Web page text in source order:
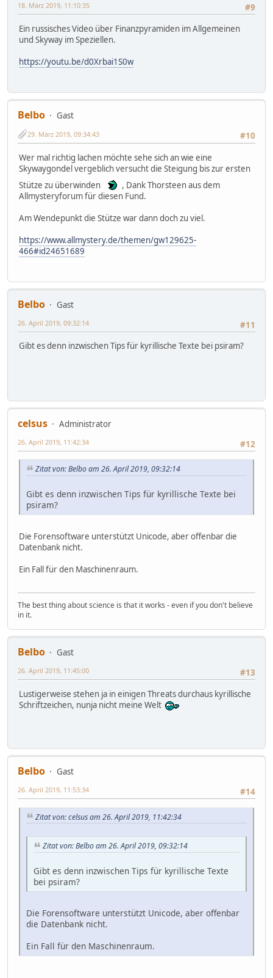
#9
18. März 2019, 11:10:35
Ein russisches Video über Finanzpyramiden im Allgemeinen
und Skyway im Speziellen.
https://youtu.be/d0Xrbai1S0w
Belbo
Gast
#10
29. März 2019, 09:34:43
Wer mal richtig lachen möchte sehe sich an wie eine
Skywaygondel vergeblich versucht die Steigung bis zur ersten
Stütze zu überwinden
, Dank Thorsteen aus dem
Allmysteryforum für diesen Fund.
Am Wendepunkt die Stütze war dann doch zu viel.
https://www.allmystery.de/themen/gw129625-
466#id24651689
Belbo
Gast
#11
26. April 2019, 09:32:14
Gibt es denn inzwischen Tips für kyrillische Texte bei psiram?
celsus
Administrator
#12
26. April 2019, 11:42:34
Zitat von: Belbo am 26. April 2019, 09:32:14
Gibt es denn inzwischen Tips für kyrillische Texte bei
psiram?
Die Forensoftware unterstützt Unicode, aber offenbar die
Datenbank nicht.
Ein Fall für den Maschinenraum.
The best thing about science is that it works - even if you don't believe
in it.
Belbo
Gast
#13
26. April 2019, 11:45:00
Lustigerweise stehen ja in einigen Threats durchaus kyrillische
Schriftzeichen, nunja nicht meine Welt
Belbo
Gast
#14
26. April 2019, 11:53:34
Zitat von: celsus am 26. April 2019, 11:42:34
Zitat von: Belbo am 26. April 2019, 09:32:14
Gibt es denn inzwischen Tips für kyrillische Texte
bei psiram?
Die Forensoftware unterstützt Unicode, aber offenbar
die Datenbank nicht.
Ein Fall für den Maschinenraum.